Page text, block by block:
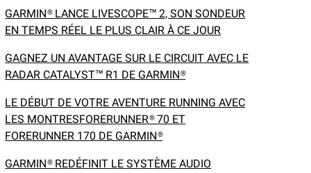
GARMIN® LANCE LIVESCOPE™ 2, SON SONDEUR
EN TEMPS RÉEL LE PLUS CLAIR À CE JOUR
GAGNEZ UN AVANTAGE SUR LE CIRCUIT AVEC LE
RADAR CATALYST™ R1 DE GARMIN®
LE DÉBUT DE VOTRE AVENTURE RUNNING AVEC
LES MONTRESFORERUNNER® 70 ET
FORERUNNER 170 DE GARMIN®
GARMIN® REDÉFINIT LE SYSTÈME AUDIO